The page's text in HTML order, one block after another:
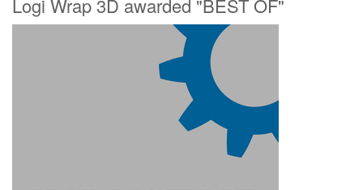
Logi Wrap 3D awarded "BEST OF"